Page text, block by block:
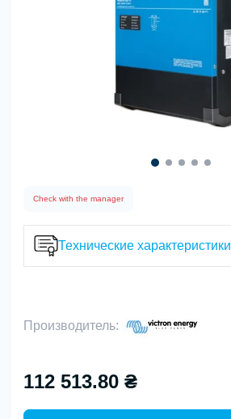
Check with the manager
Технические характеристики
Производитель:
112 513.80 ₴